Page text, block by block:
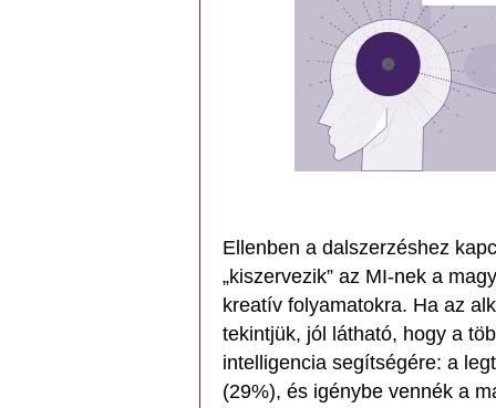
Ellenben a dalszerzéshez
„kiszervezik” az MI-nek a
kreatív folyamatokra. Ha az
tekintjük, jól látható, hogy a
intelligencia segítségére: a
(29%), és igénybe vennék a